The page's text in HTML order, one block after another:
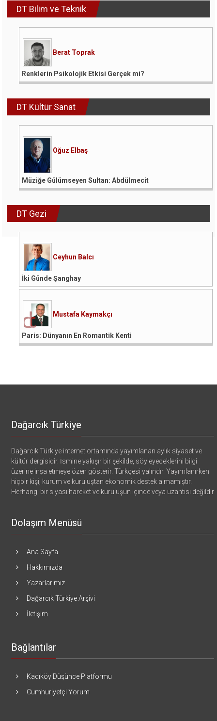
DT Bilim ve Teknik
Berat Toprak
Renklerin Psikolojik Etkisi Gerçek mi?
DT Kültür Sanat
Oğuz Elbaş
Müziğe Gülümseyen Sultan: Abdülmecit
DT Gezi
Ceyhun Balcı
İki Günde Şanghay
Mustafa Kaymakçı
Paris: Dünyanın En Romantik Kenti
Dağarcık Türkiye
Dağarcık Türkiye internet ortamında yayımlanan aylık siyaset ve
kültür dergisidir. İsmine yakışır bir şekilde, söyleyeceklerini bilgi
üzerine inşa etmeye özen gösterir. Türkçesi yalındır. Yayımlanırken
hiçbir kişi, kurum ve kuruluştan ekonomik destek almamıştır.
Herhangi bir siyasi hareket ve kuruluşun içinde veya uzantısı değildir
Dolaşım Menüsü
Ana Sayfa
Hakkımızda
Yazarlarımız
Dağarcık Türkiye Arşivi
İletişim
Bağlantılar
Kadıköy Düşünce Platformu
Cumhuriyetçi Yorum